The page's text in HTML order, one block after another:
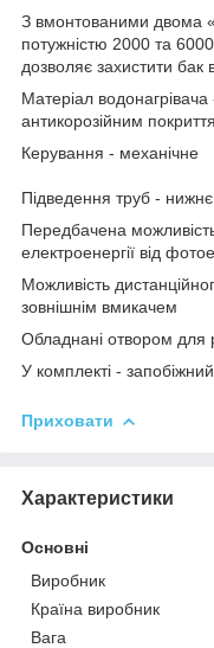
З вмонтованими двома
потужністю 2000 та 6000
дозволяє захистити бак
Матеріал
антикорозійним
Керування - механічне
Підведення труб -
Передбачена
електроенергії від
Можливість
зовнішнім вмикачем
Обладнані отвором для
У комплекті -
Приховати
Характеристики
Основні
Виробник
Країна виробник
Вага